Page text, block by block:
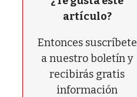
artículo?
Entonces suscríbete
a nuestro boletín y
recibirás gratis
información